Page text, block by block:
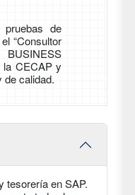
de
“Consultor
la CECAP y
calidad.
tesorería en SAP.